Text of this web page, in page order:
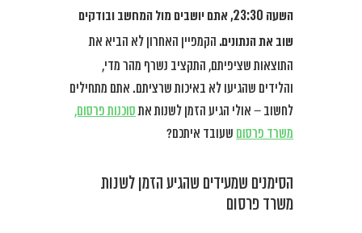
השעה 23:30, אתם יושבים מול המחשב ובודקים
שוב את הנתונים. הקמפיין האחרון לא הביא את
התוצאות שציפיתם, התקציב נשרף מהר מדי,
והלידים שהגיעו לא באיכות שרציתם. אתם מתחילים
לחשוב – אולי הגיע הזמן לשנות אתסוכנות פרסום,
משרד פרסום שעובד איתכם?
הסימנים שמעידים שהגיע הזמן לשנות
משרד פרסום